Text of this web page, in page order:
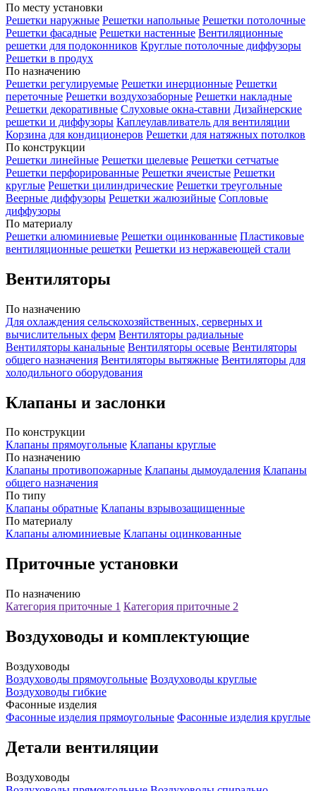
По месту установки
Решетки наружные Решетки напольные Решетки потолочные
Решетки фасадные Решетки настенные Вентиляционные
решетки для подоконников Круглые потолочные диффузоры
Решетки в продух
По назначению
Решетки регулируемые Решетки инерционные Решетки
переточные Решетки воздухозаборные Решетки накладные
Решетки декоративные Слуховые окна-ставни Дизайнерские
решетки и диффузоры Каплеулавливатель для вентиляции
Корзина для кондиционеров Решетки для натяжных потолков
По конструкции
Решетки линейные Решетки щелевые Решетки сетчатые
Решетки перфорированные Решетки ячеистые Решетки
круглые Решетки цилиндрические Решетки треугольные
Веерные диффузоры Решетки жалюзийные Сопловые
диффузоры
По материалу
Решетки алюминиевые Решетки оцинкованные Пластиковые
вентиляционные решетки Решетки из нержавеющей стали
Вентиляторы
По назначению
Для охлаждения сельскохозяйственных, серверных и
вычислительных ферм Вентиляторы радиальные
Вентиляторы канальные Вентиляторы осевые Вентиляторы
общего назначения Вентиляторы вытяжные Вентиляторы для
холодильного оборудования
Клапаны и заслонки
По конструкции
Клапаны прямоугольные Клапаны круглые
По назначению
Клапаны противопожарные Клапаны дымоудаления Клапаны
общего назначения
По типу
Клапаны обратные Клапаны взрывозащищенные
По материалу
Клапаны алюминиевые Клапаны оцинкованные
Приточные установки
По назначению
Категория приточные 1 Категория приточные 2
Воздуховоды и комплектующие
Воздуховоды
Воздуховоды прямоугольные Воздуховоды круглые
Воздуховоды гибкие
Фасонные изделия
Фасонные изделия прямоугольные Фасонные изделия круглые
Детали вентиляции
Воздуховоды